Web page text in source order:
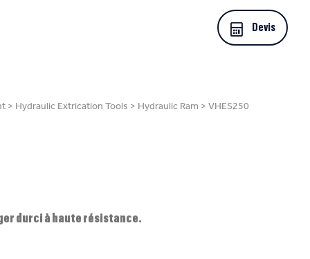
Devis
> Hydraulic Extrication Tools > Hydraulic Ram > VHES250
durci à haute résistance.